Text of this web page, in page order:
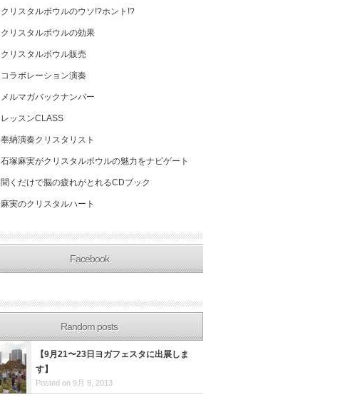
クリスタルボウルのウソ!?ホント!?
クリスタルボウルの効果
クリスタルボウル販売
コラボレーション演奏
メルマガバックナンバー
レッスンCLASS
奉納演奏クリスタリスト
石塚麻実がクリスタルボウルの魅力をナビゲート
聞くだけで脳の疲れがとれるCDブック
麻実のクリスタルハート
Facebook
Random posts
【9月21〜23日ヨガフェスタに出展しま
す】
Posted on 9月 9, 2013